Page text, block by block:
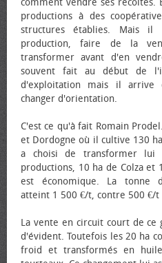
comment vendre ses récoltes.
productions à des
structures établies. Mais il
production, faire de la
transformer avant d'en
souvent fait au début de
d'exploitation mais il arrive
changer d'orientation.
C'est ce qu'à fait Romain
et Dordogne où il cultive 130
a choisi de transformer lui
productions, 10 ha de Colza
est économique. La tonne
atteint 1 500 €/t, contre 500 €/t
La vente en circuit court de
d'évident. Toutefois les 20 ha
froid et transformés en